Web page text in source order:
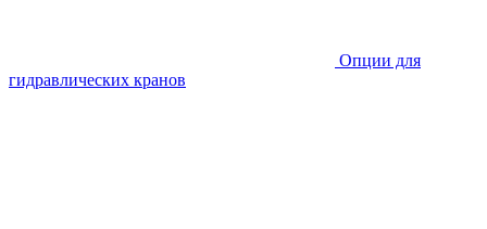
Опции для
гидравлических кранов